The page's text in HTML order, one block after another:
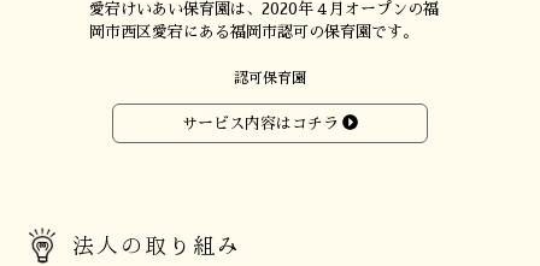
愛宕けいあい保育園は、 2020年４月オープンの福
岡市西区愛宕にある福岡市認可の保育園です。
認可保育園
サービス内容はコチラ
法人の取り組み